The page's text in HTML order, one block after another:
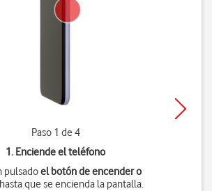
Paso 1 de 4
1. Enciende el teléfono
pulsadoel botón de encender o
que se encienda la pantalla.